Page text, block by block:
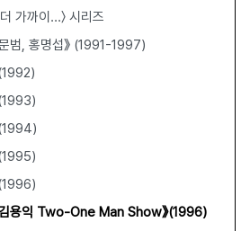
가까이…〉 시리즈
범, 홍명섭》 (1991-1997)
(1994)
김용익 Two-One Man Show》(1996)